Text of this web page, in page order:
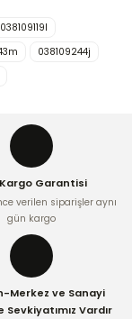
ve diğer
formunu
038109119l
038109244j
Kargo Garantisi
verilen siparişler aynı
gün kargo
Merkez ve Sanayi
Sevkiyatımız Vardır